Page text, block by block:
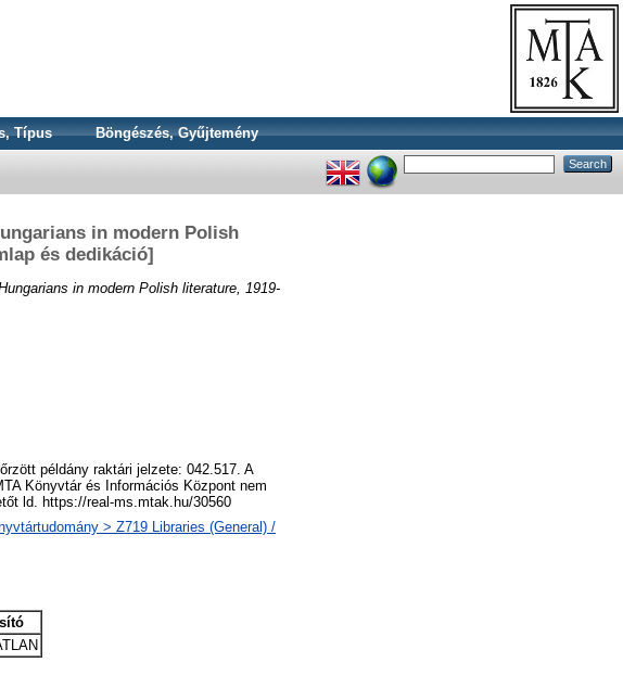
Típus Böngészés, Gyűjtemény
in modern Polish
és dedikáció]
in modern Polish literature, 1919-
példány raktári jelzete: 042.517. A
Könyvtár és Információs Központ nem
ld. https://real-ms.mtak.hu/30560
> Z719 Libraries (General) /